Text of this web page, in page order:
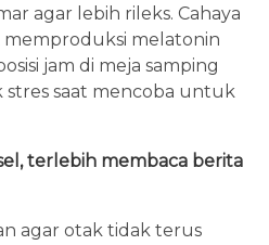
agar lebih rileks. Cahaya
melatonin
jam di meja samping
saat mencoba untuk
terlebih membaca berita
agar otak tidak terus